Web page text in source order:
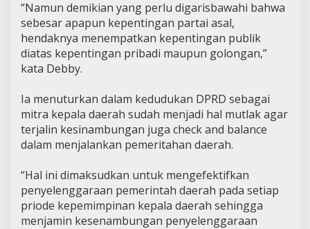
“Namun demikian yang perlu digarisbawahi bahwa
sebesar apapun kepentingan partai asal,
hendaknya menempatkan kepentingan publik
diatas kepentingan pribadi maupun golongan,”
kata Debby.
Ia menuturkan dalam kedudukan DPRD sebagai
mitra kepala daerah sudah menjadi hal mutlak agar
terjalin kesinambungan juga check and balance
dalam menjalankan pemeritahan daerah.
“Hal ini dimaksudkan untuk mengefektifkan
penyelenggaraan pemerintah daerah pada setiap
priode kepemimpinan kepala daerah sehingga
menjamin kesenambungan penyelenggaraan